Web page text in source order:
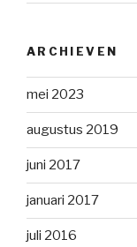
ARCHIEVEN
mei 2023
augustus 2019
juni 2017
januari 2017
juli 2016